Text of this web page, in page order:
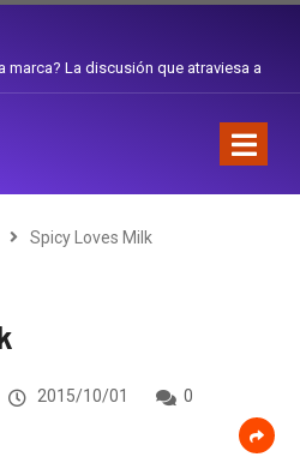
el sombrero en Corporación
Spicy Loves Milk
2015/10/01
0